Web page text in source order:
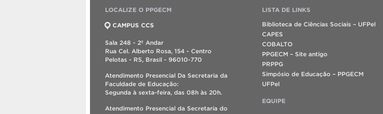
LOCALIZE O PPGECM
CAMPUS CCS
Sala 248 - 2º Andar
Rua Cel. Alberto Rosa, 154 - Centro
Pelotas - RS, Brasil - 96010-770
Atendimento Presencial Da Secretaria da
Faculdade de Educação:
Segunda à sexta-feira, das 08h às 20h.
Atendimento Presencial da Secretaria do
LISTA DE LINKS
Biblioteca de Ciências Sociais – UFPel
CAPES
COBALTO
PPGECM – Site antigo
PRPPG
Simpósio de Educação – PPGECM
UFPel
EQUIPE